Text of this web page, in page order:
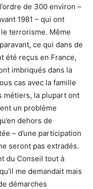
de 300 environ –
1981 – qui ont
terrorisme. Même
ce qui dans de
été reçus en France,
imbriqués dans la
cas avec la famille
métiers, la plupart ont
un problème
dehors de
– d’une participation
seront pas extradés.
du Conseil tout à
me demandait mais
démarches